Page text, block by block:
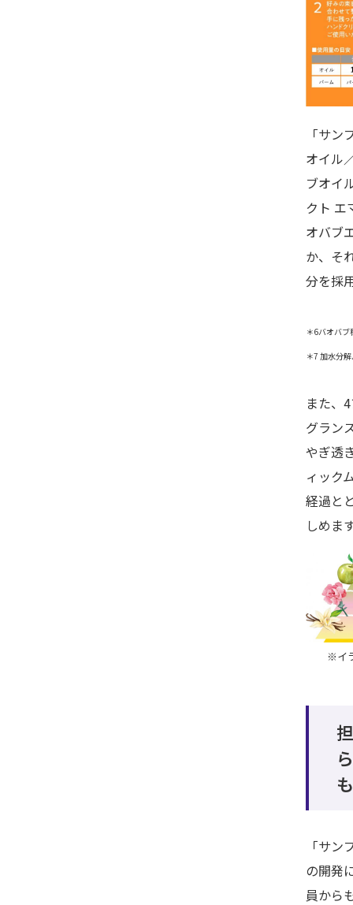
「サ
オイル
ブオイ
クト エ
オバブ
か、そ
分を採
＊6バオバ
＊7 加水分
また、
グラン
やぎ透
ィック
経過と
しめま
※イ
「サ
の開発
員から